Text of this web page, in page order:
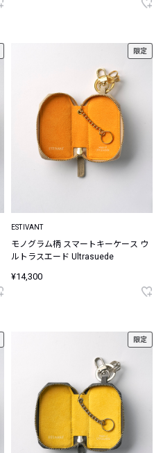
限定
ESTIVANT
モノグラム柄 スマートキーケース ウ
ルトラスエード Ultrasuede
¥14,300
限定